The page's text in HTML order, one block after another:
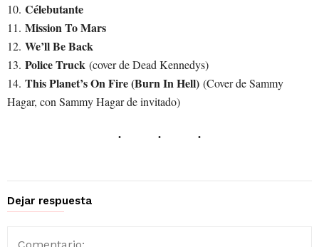
10. Célebutante
11. Mission To Mars
12. We’ll Be Back
13. Police Truck (cover de Dead Kennedys)
14. This Planet’s On Fire (Burn In Hell) (Cover de Sammy
Hagar, con Sammy Hagar de invitado)
Dejar respuesta